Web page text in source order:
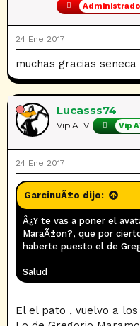
24 Ene 2017
muchas gracias
Lucasss74
Vip ATV Vip
24 Ene 2017
GarcinuÃ±o dijo:
Â¿Y te vas a poner el
MaraÃ±on?, que por
haberte puesto el de
Salud
El el pato , vuelvo a los